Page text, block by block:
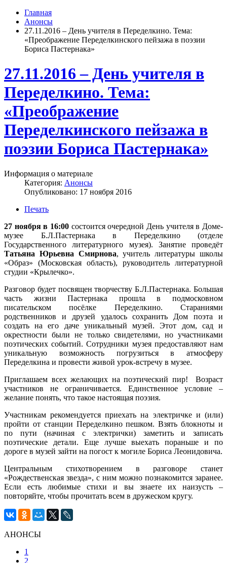
Главная
Анонсы
27.11.2016 – День учителя в Переделкино. Тема:
«Преображение Переделкинского пейзажа в поэзии
Бориса Пастернака»
27.11.2016 – День учителя в
Переделкино. Тема:
«Преображение
Переделкинского пейзажа в
поэзии Бориса Пастернака»
Информация о материале
Категория: Анонсы
Опубликовано: 17 ноября 2016
Печать
27 ноября в 16:00 состоится очередной День учителя в Доме-
музее Б.Л.Пастернака в Переделкино (отделе
Государственного литературного музея). Занятие проведёт
Татьяна Юрьевна Смирнова, учитель литературы школы
«Образ» (Московская область), руководитель литературной
студии «Крылечко».
Разговор будет посвящен творчеству Б.Л.Пастернака. Большая
часть жизни Пастернака прошла в подмосковном
писательском посёлке Переделкино. Стараниями
родственников и друзей удалось сохранить Дом поэта и
создать на его даче уникальный музей. Этот дом, сад и
окрестности были не только свидетелями, но участниками
поэтических событий. Сотрудники музея предоставляют нам
уникальную возможность погрузиться в атмосферу
Переделкина и провести живой урок-встречу в музее.
Приглашаем всех желающих на поэтический пир! Возраст
участников не ограничивается. Единственное условие –
желание понять, что такое настоящая поэзия.
Участникам рекомендуется приехать на электричке и (или)
пройти от станции Переделкино пешком. Взять блокноты и
по пути (начиная с электрички) заметить и записать
поэтические детали. Еще лучше выехать пораньше и по
дороге в музей зайти на погост к могиле Бориса Леонидовича.
Центральным стихотворением в разговоре станет
«Рождественская звезда», с ним можно познакомится заранее.
Если есть любимые стихи и вы знаете их наизусть –
повторяйте, чтобы прочитать всем в дружеском кругу.
АНОНСЫ
1
2